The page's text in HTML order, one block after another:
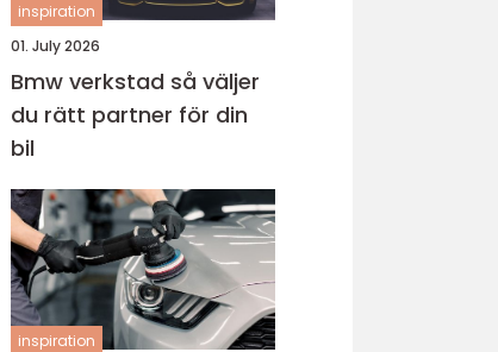
inspiration
01. July 2026
Bmw verkstad så väljer
du rätt partner för din
bil
inspiration